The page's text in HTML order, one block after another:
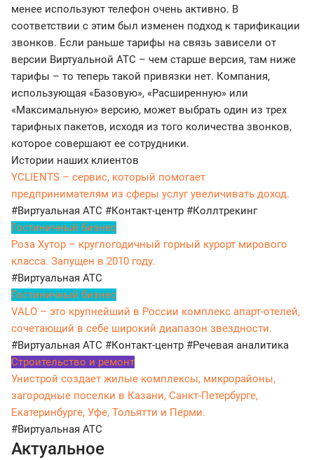
менее используют телефон очень активно. В
соответствии с этим был изменен подход к тарификации
звонков. Если раньше тарифы на связь зависели от
версии Виртуальной АТС – чем старше версия, там ниже
тарифы – то теперь такой привязки нет. Компания,
использующая «Базовую», «Расширенную» или
«Максимальную» версию, может выбрать один из трех
тарифных пакетов, исходя из того количества звонков,
которое совершают ее сотрудники.
Истории наших клиентов
YCLIENTS – сервис, который помогает
предпринимателям из сферы услуг увеличивать доход.
#Виртуальная АТС #Контакт-центр #Коллтрекинг
Гостиничный бизнес
Роза Хутор – круглогодичный горный курорт мирового
класса. Запущен в 2010 году.
#Виртуальная АТС
Гостиничный бизнес
VALO – это крупнейший в России комплекс апарт-отелей,
сочетающий в себе широкий диапазон звездности.
#Виртуальная АТС #Контакт-центр #Речевая аналитика
Строительство и ремонт
Унистрой создает жилые комплексы, микрорайоны,
загородные поселки в Казани, Санкт-Петербурге,
Екатеринбурге, Уфе, Тольятти и Перми.
#Виртуальная АТС
Актуальное